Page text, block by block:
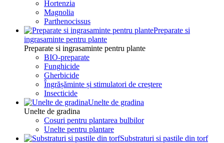
Hortenzia
Magnolia
Parthenocissus
Preparate si
ingrasaminte pentru plante
Preparate si ingrasaminte pentru plante
BIO-preparate
Funghicide
Gherbicide
Îngrășăminte și stimulatori de creștere
Insecticide
Unelte de gradina
Unelte de gradina
Cosuri pentru plantarea bulbilor
Unelte pentru plantare
Substraturi si pastile din torf